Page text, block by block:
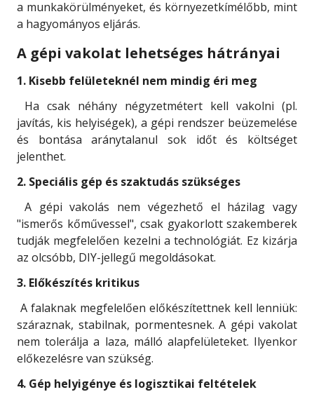
a munkakörülményeket, és környezetkímélőbb, mint
a hagyományos eljárás.
A gépi vakolat lehetséges hátrányai
1. Kisebb felületeknél nem mindig éri meg
Ha csak néhány négyzetmétert kell vakolni (pl.
javítás, kis helyiségek), a gépi rendszer beüzemelése
és bontása aránytalanul sok időt és költséget
jelenthet.
2. Speciális gép és szaktudás szükséges
A gépi vakolás nem végezhető el házilag vagy
"ismerős kőművessel", csak gyakorlott szakemberek
tudják megfelelően kezelni a technológiát. Ez kizárja
az olcsóbb, DIY-jellegű megoldásokat.
3. Előkészítés kritikus
A falaknak megfelelően előkészítettnek kell lenniük:
száraznak, stabilnak, pormentesnek. A gépi vakolat
nem tolerálja a laza, málló alapfelületeket. Ilyenkor
előkezelésre van szükség.
4. Gép helyigénye és logisztikai feltételek